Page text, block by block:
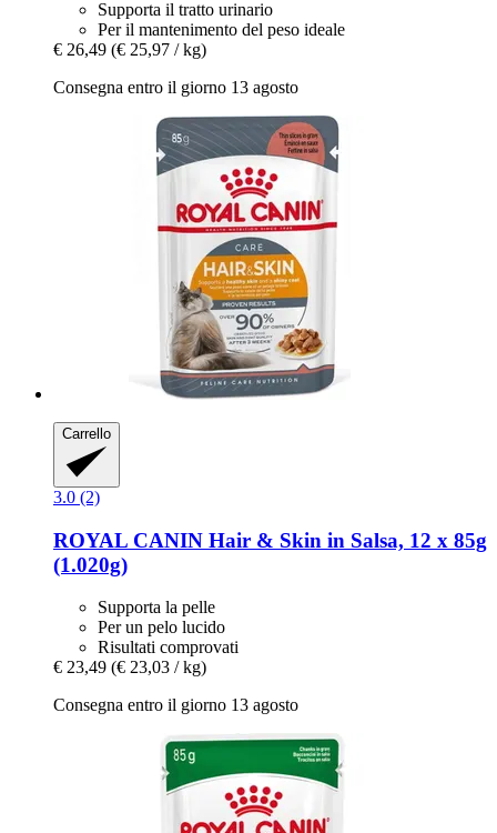
Supporta il tratto urinario
Per il mantenimento del peso ideale
€ 26,49 (€ 25,97 / kg)
Consegna entro il giorno 13 agosto
Carrello
3.0 (2)
ROYAL CANIN Hair & Skin in Salsa, 12 x 85g
(1.020g)
Supporta la pelle
Per un pelo lucido
Risultati comprovati
€ 23,49 (€ 23,03 / kg)
Consegna entro il giorno 13 agosto